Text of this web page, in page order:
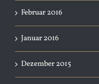
Februar 2016
Januar 2016
Dezember 2015